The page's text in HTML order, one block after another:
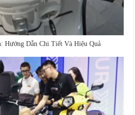
Hướng Dẫn Chi Tiết Và Hiệu Quả